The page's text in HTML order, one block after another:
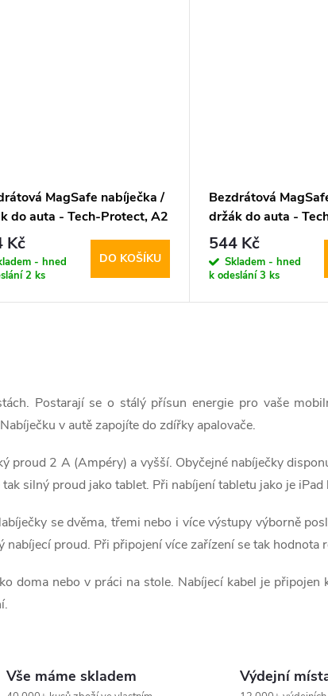
MagSafe nabíječka /
do auta - Tech-Protect, A2
Kč
- hned
2 ks
DO KOŠÍKU
Bezdrátová
držák do auta -
MM15W-V6
544 Kč
Skladem - hned
k odeslání3 ks
Postarají se o stálý přísun energie pro vaše
v autě zapojíte do zdířky apalovače.
proud 2 A (Ampéry) a vyšší. Obyčejné nabíječky
silný proud jako tablet. Při nabíjení tabletu jako je
se dvěma, třemi nebo i více výstupy výborně
proud. Při připojení více zařízení se tak hodnota
doma nebo v práci na stole. Nabíjecí kabel je
Vše máme skladem Výdejní